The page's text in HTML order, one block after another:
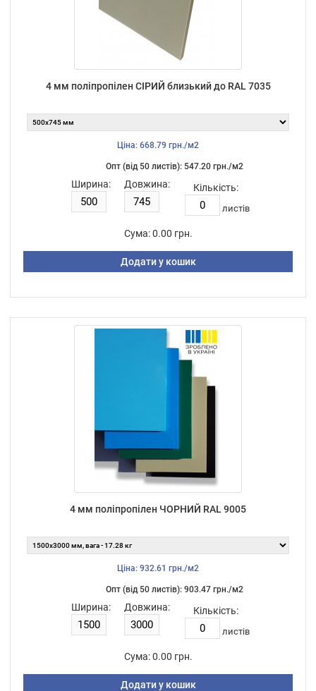
4 мм поліпропілен СІРИЙ близький до RAL 7035
Ціна: 668.79 грн./м2
Опт (від 50 листiв): 547.20 грн./м2
Ширина: Довжина: Кількість:
листiв
Сума: 0.00 грн.
Додати у кошик
4 мм поліпропілен ЧОРНИЙ RAL 9005
Ціна: 932.61 грн./м2
Опт (від 50 листiв): 903.47 грн./м2
Ширина: Довжина: Кількість:
листiв
Сума: 0.00 грн.
Додати у кошик